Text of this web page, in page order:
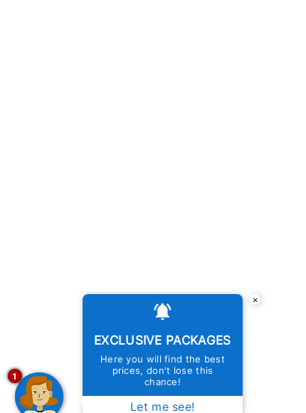
×
EXCLUSIVE PACKAGES
Here you will find the best
prices, don't lose this
chance!
Let me see!
1